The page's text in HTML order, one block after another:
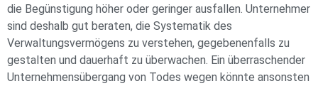
die Begünstigung höher oder geringer ausfallen. Unternehmer
sind deshalb gut beraten, die Systematik des
Verwaltungsvermögens zu verstehen, gegebenenfalls zu
gestalten und dauerhaft zu überwachen. Ein überraschender
Unternehmensübergang von Todes wegen könnte ansonsten